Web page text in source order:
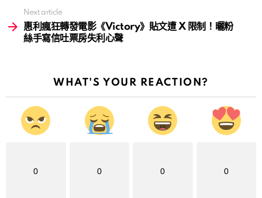
Next article
惠利瘋狂轉發電影《Victory》貼文遭 X 限制！曬粉
絲手寫信吐票房失利心聲
WHAT'S YOUR REACTION?
0 0 0 0